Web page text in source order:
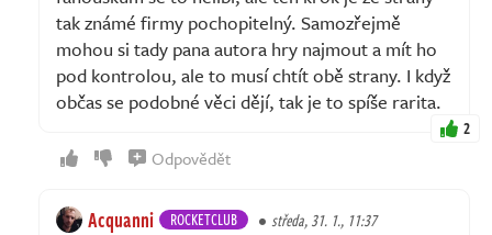
tak známé firmy pochopitelný. Samozřejmě
mohou si tady pana autora hry najmout a mít ho
pod kontrolou, ale to musí chtít obě strany. I když
občas se podobné věci dějí, tak je to spíše rarita.
2
Odpovědět
Acquanni ROCKETCLUB středa, 31. 1., 11:37